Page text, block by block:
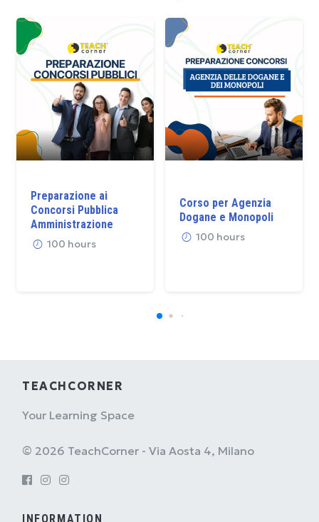
Preparazione ai
Concorsi Pubblica
Amministrazione
100 hours
Corso per Agenzia
Dogane e Monopoli
100 hours
TEACHCORNER
Your Learning Space
© 2026 TeachCorner - Via Aosta 4, Milano
INFORMATION